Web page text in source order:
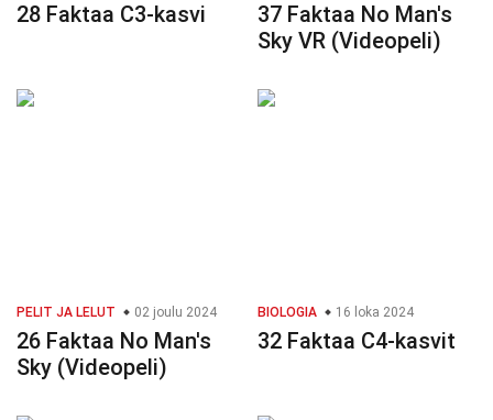
28 Faktaa C3-kasvi
37 Faktaa No Man's
Sky VR (Videopeli)
PELIT JA LELUT 02 joulu 2024
26 Faktaa No Man's
Sky (Videopeli)
BIOLOGIA 16 loka 2024
32 Faktaa C4-kasvit